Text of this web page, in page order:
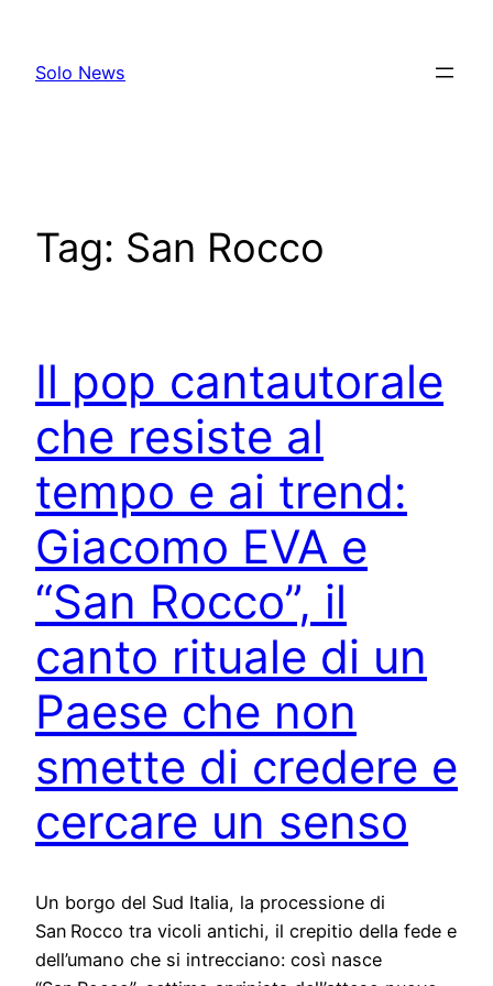
content
Solo News
Tag: San Rocco
Il pop cantautorale
che resiste al
tempo e ai trend:
Giacomo EVA e
“San Rocco”, il
canto rituale di un
Paese che non
smette di credere e
cercare un senso
Un borgo del Sud Italia, la processione di
San Rocco tra vicoli antichi, il crepitio della fede e
dell’umano che si intrecciano: così nasce